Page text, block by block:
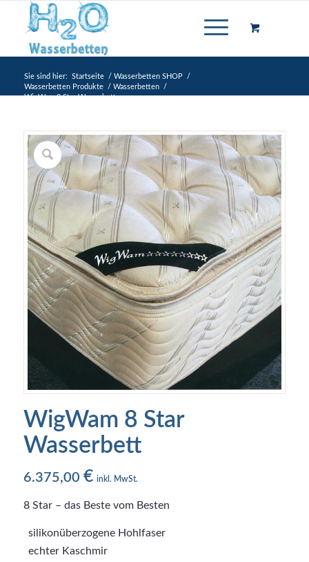
Sie sind hier: Startseite / Wasserbetten SHOP
/
Wasserbetten Produkte
/ Wasserbetten
/
WigWam 8 Star Wasserbett
WigWam 8 Star
Wasserbett
6.375,00 € inkl. MwSt.
8 Star – das Beste vom Besten
silikonüberzogene Hohlfaser
echter Kaschmir